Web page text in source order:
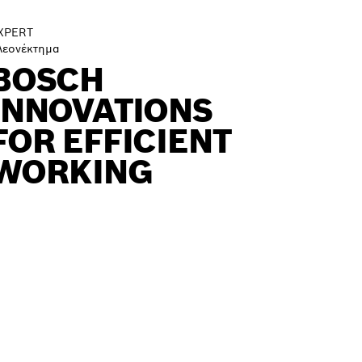
EFFICIENT